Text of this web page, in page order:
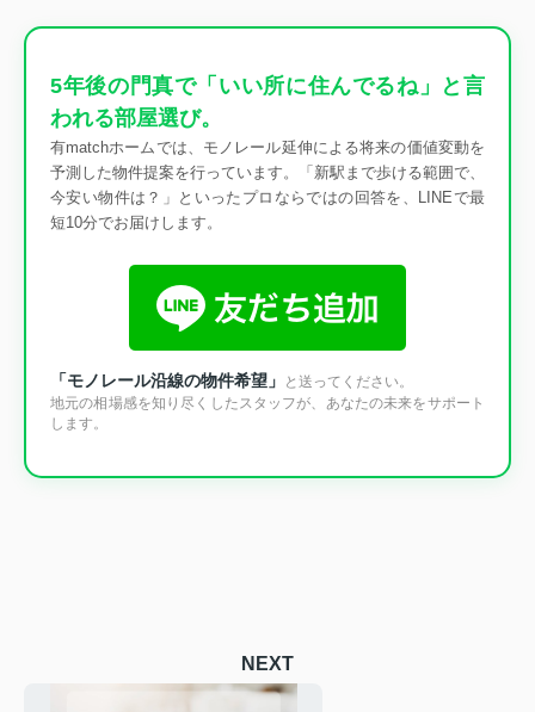
5年後の門真で「いい所に住んでるね」と言
われる部屋選び。
有matchホームでは、モノレール延伸による将来の価値変動を
予測した物件提案を行っています。「新駅まで歩ける範囲で、
今安い物件は？」といったプロならではの回答を、LINEで最
短10分でお届けします。
「モノレール沿線の物件希望」
と送ってください。
地元の相場感を知り尽くしたスタッフが、あなたの未来をサポート
します。
NEXT